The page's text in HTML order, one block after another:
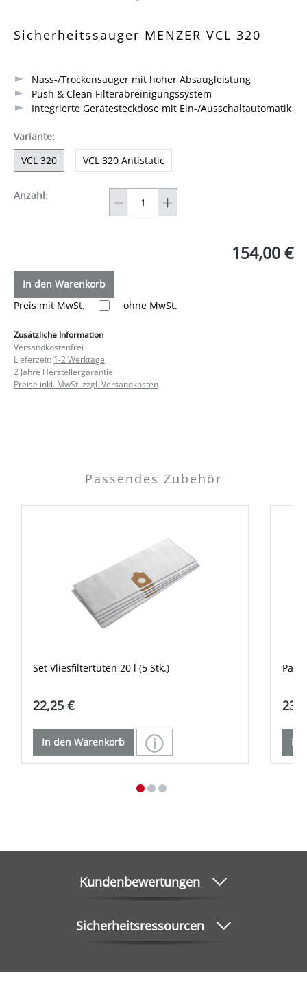
Sicherheitssauger MENZER VCL 320
Nass-/Trockensauger mit hoher Absaugleistung
Push & Clean Filterabreinigungssystem
Integrierte Gerätesteckdose mit Ein-/Ausschaltautomatik
Varianteauswählen
:
VCL 320
VCL 320 Antistatic
Anzahl:
154,00 €
In den Warenkorb
Preis mit MwSt.
ohne MwSt.
Zusätzliche Information
Versandkostenfrei
Lieferzeit: 1-2 Werktage
2 Jahre Herstellergarantie
Preise inkl. MwSt. zzgl. Versandkosten
Passendes Zubehör
Set Vliesfiltertüten 20 l (5 Stk.)
22,25 €
In den Warenkorb In
Kundenbewertungen
Sicherheitsressourcen